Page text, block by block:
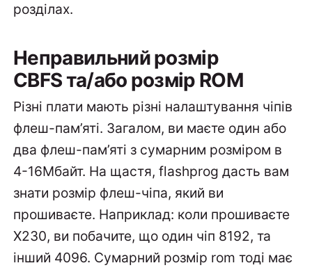
розділах.
Неправильний розмір
CBFS та/або розмір ROM
Різні плати мають різні налаштування чіпів
флеш-пам’яті. Загалом, ви маєте один або
два флеш-пам’яті з сумарним розміром в
4-16Мбайт. На щастя, flashprog дасть вам
знати розмір флеш-чіпа, який ви
прошиваєте. Наприклад: коли прошиваєте
X230, ви побачите, що один чіп 8192, та
інший 4096. Сумарний розмір rom тоді має